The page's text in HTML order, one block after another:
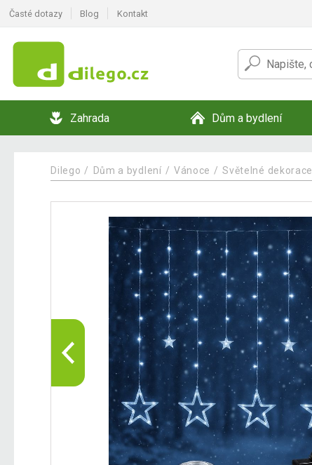
Časté dotazy Blog Kontakt
Zahrada Dům a bydlení
Dilego Dům a bydlení Vánoce Světelné dekorace